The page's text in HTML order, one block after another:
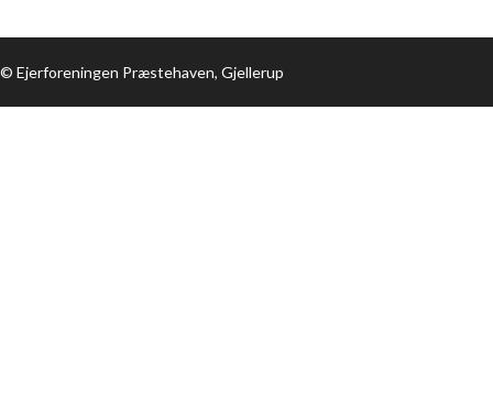
© Ejerforeningen Præstehaven, Gjellerup